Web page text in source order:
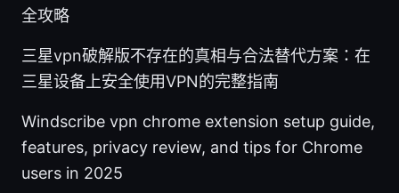
全攻略
三星vpn破解版不存在的真相与合法替代方案：在
三星设备上安全使用VPN的完整指南
Windscribe vpn chrome extension setup guide,
features, privacy review, and tips for Chrome
users in 2025